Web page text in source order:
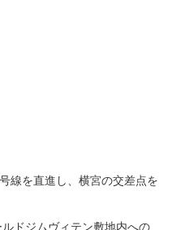
線を直進し、横宮の交差点を
ドジムヴィテン敷地内への